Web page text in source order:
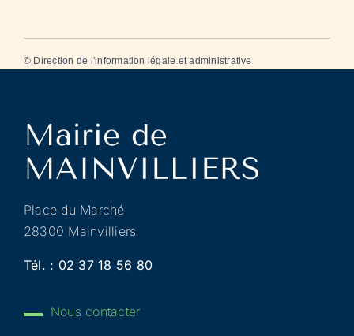
© Direction de l'information légale et administrative
Place du Marché
28300 Mainvilliers
Tél. : 02 37 18 56 80
Nous contacter